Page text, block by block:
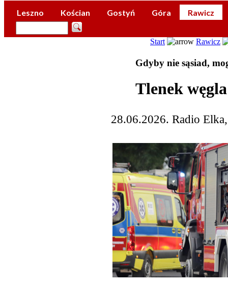
Leszno Kościan Gostyń Góra Rawicz
Start Rawicz
Gdyby nie sąsiad,
Tlenek
28.06.2026. Radio